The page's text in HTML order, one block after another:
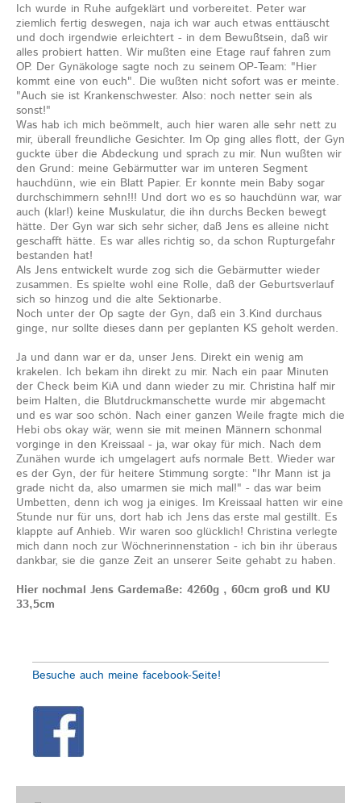
Ich wurde in Ruhe aufgeklärt und vorbereitet. Peter war
ziemlich fertig deswegen, naja ich war auch etwas enttäuscht
und doch irgendwie erleichtert - in dem Bewußtsein, daß wir
alles probiert hatten. Wir mußten eine Etage rauf fahren zum
OP. Der Gynäkologe sagte noch zu seinem OP-Team: "Hier
kommt eine von euch". Die wußten nicht sofort was er meinte.
"Auch sie ist Krankenschwester. Also: noch netter sein als
sonst!"
Was hab ich mich beömmelt, auch hier waren alle sehr nett zu
mir, überall freundliche Gesichter. Im Op ging alles flott, der Gyn
guckte über die Abdeckung und sprach zu mir. Nun wußten wir
den Grund: meine Gebärmutter war im unteren Segment
hauchdünn, wie ein Blatt Papier. Er konnte mein Baby sogar
durchschimmern sehn!!! Und dort wo es so hauchdünn war, war
auch (klar!) keine Muskulatur, die ihn durchs Becken bewegt
hätte. Der Gyn war sich sehr sicher, daß Jens es alleine nicht
geschafft hätte. Es war alles richtig so, da schon Rupturgefahr
bestanden hat!
Als Jens entwickelt wurde zog sich die Gebärmutter wieder
zusammen. Es spielte wohl eine Rolle, daß der Geburtsverlauf
sich so hinzog und die alte Sektionarbe.
Noch unter der Op sagte der Gyn, daß ein 3.Kind durchaus
ginge, nur sollte dieses dann per geplanten KS geholt werden.
Ja und dann war er da, unser Jens. Direkt ein wenig am
krakelen. Ich bekam ihn direkt zu mir. Nach ein paar Minuten
der Check beim KiA und dann wieder zu mir. Christina half mir
beim Halten, die Blutdruckmanschette wurde mir abgemacht
und es war soo schön. Nach einer ganzen Weile fragte mich die
Hebi obs okay wär, wenn sie mit meinen Männern schonmal
vorginge in den Kreissaal - ja, war okay für mich. Nach dem
Zunähen wurde ich umgelagert aufs normale Bett. Wieder war
es der Gyn, der für heitere Stimmung sorgte: "Ihr Mann ist ja
grade nicht da, also umarmen sie mich mal!" - das war beim
Umbetten, denn ich wog ja einiges. Im Kreissaal hatten wir eine
Stunde nur für uns, dort hab ich Jens das erste mal gestillt. Es
klappte auf Anhieb. Wir waren soo glücklich! Christina verlegte
mich dann noch zur Wöchnerinnenstation - ich bin ihr überaus
dankbar, sie die ganze Zeit an unserer Seite gehabt zu haben.
Hier nochmal Jens Gardemaße: 4260g , 60cm groß und KU
33,5cm
Besuche auch meine facebook-Seite!